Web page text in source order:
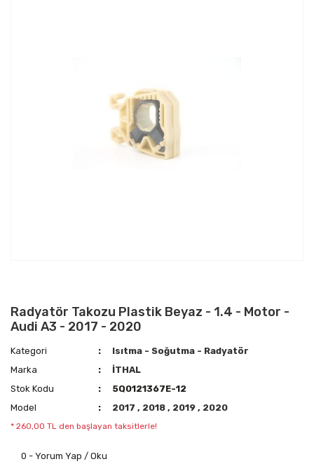
Radyatör Takozu Plastik Beyaz - 1.4 - Motor -
Audi A3 - 2017 - 2020
Kategori
Isıtma - Soğutma - Radyatör
Marka
İTHAL
Stok Kodu
5Q0121367E-12
Model
2017, 2018, 2019, 2020
* 260,00 TL den başlayan taksitlerle!
0 - Yorum Yap / Oku